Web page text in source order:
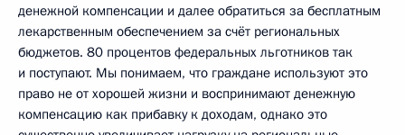
денежной компенсации и далее обратиться за бесплатным
лекарственным обеспечением за счёт региональных
бюджетов. 80 процентов федеральных льготников так
и поступают. Мы понимаем, что граждане используют это
право не от хорошей жизни и воспринимают денежную
компенсацию как прибавку к доходам, однако это